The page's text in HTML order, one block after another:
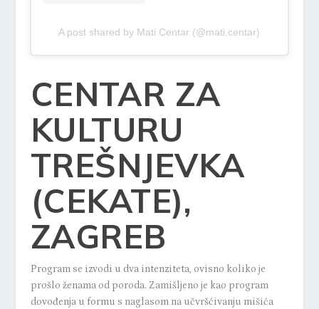
A post shared by Mati Centar (@mati.centar)
CENTAR ZA
KULTURU
TREŠNJEVKA
(CEKATE),
ZAGREB
Program se izvodi u dva intenziteta, ovisno koliko je
prošlo ženama od poroda. Zamišljeno je kao program
dovođenja u formu s naglasom na učvršćivanju mišića